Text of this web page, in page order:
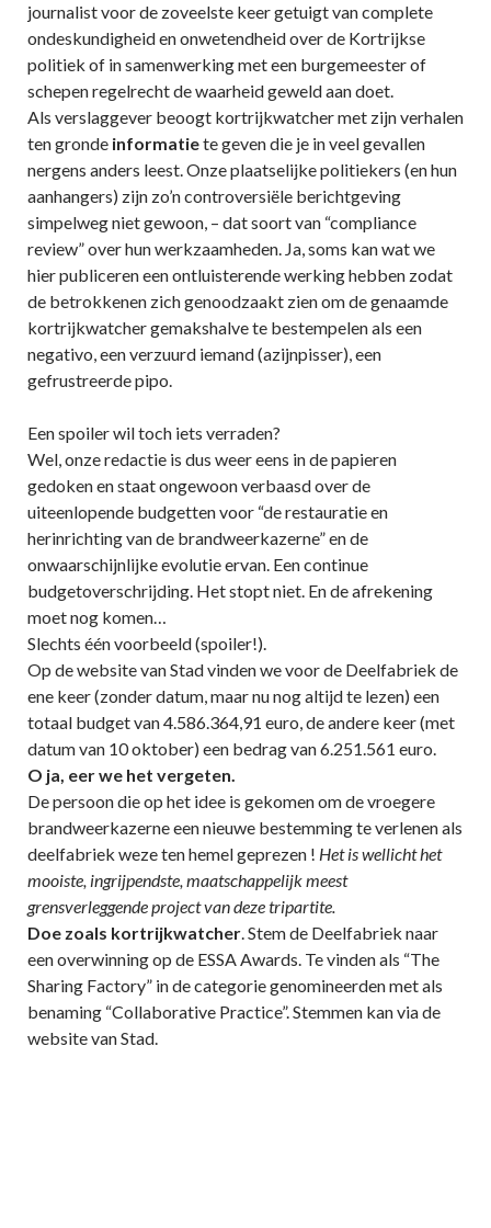
journalist voor de zoveelste keer getuigt van complete
ondeskundigheid en onwetendheid over de Kortrijkse
politiek of in samenwerking met een burgemeester of
schepen regelrecht de waarheid geweld aan doet.
Als verslaggever beoogt kortrijkwatcher met zijn verhalen
ten gronde informatiete geven die je in veel gevallen
nergens anders leest. Onze plaatselijke politiekers (en hun
aanhangers) zijn zo’n controversiële berichtgeving
simpelweg niet gewoon, – dat soort van “compliance
review” over hun werkzaamheden. Ja, soms kan wat we
hier publiceren een ontluisterende werking hebben zodat
de betrokkenen zich genoodzaakt zien om de genaamde
kortrijkwatcher gemakshalve te bestempelen als een
negativo, een verzuurd iemand (azijnpisser), een
gefrustreerde pipo.
Een spoiler wil toch iets verraden?
Wel, onze redactie is dus weer eens in de papieren
gedoken en staat ongewoon verbaasd over de
uiteenlopende budgetten voor “de restauratie en
herinrichting van de brandweerkazerne” en de
onwaarschijnlijke evolutie ervan. Een continue
budgetoverschrijding. Het stopt niet. En de afrekening
moet nog komen…
Slechts één voorbeeld (spoiler!).
Op de website van Stad vinden we voor de Deelfabriek de
ene keer (zonder datum, maar nu nog altijd te lezen) een
totaal budget van 4.586.364,91 euro, de andere keer (met
datum van 10 oktober) een bedrag van 6.251.561 euro.
O ja, eer we het vergeten.
De persoon die op het idee is gekomen om de vroegere
brandweerkazerne een nieuwe bestemming te verlenen als
deelfabriek weze ten hemel geprezen ! Het is wellicht het
mooiste, ingrijpendste, maatschappelijk meest
grensverleggende project van deze tripartite.
Doe zoals kortrijkwatcher. Stem de Deelfabriek naar
een overwinning op de ESSA Awards. Te vinden als “The
Sharing Factory” in de categorie genomineerden met als
benaming “Collaborative Practice”. Stemmen kan via de
website van Stad.